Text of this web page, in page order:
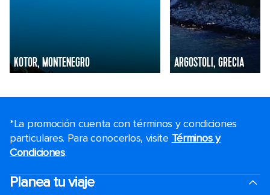
KOTOR, MONTENEGRO ARGOSTOLI, GRECIA
*La promoción cuenta con términos y condiciones
particulares. Para conocerlos, visite Términos y
Condiciones.
Planea tu viaje